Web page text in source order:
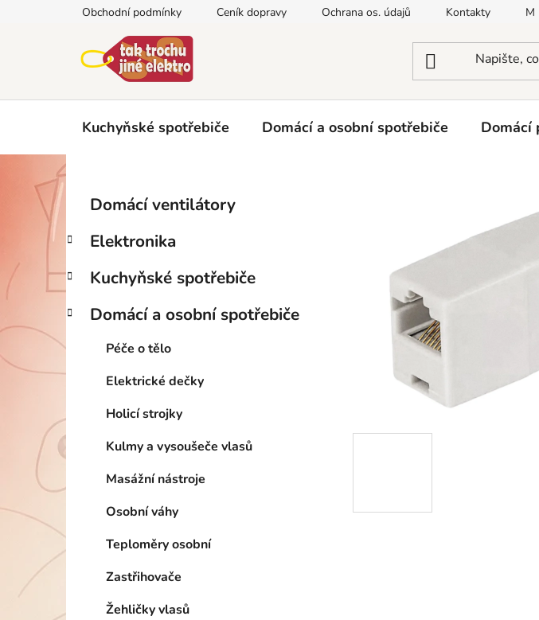
Obchodní podmínky Ceník dopravy Ochrana os. údajů Kontakty
Kuchyňské spotřebiče Domácí a osobní spotřebiče Domácí
s
r
a
n
n
p
n
e
l
Přeskočit
kategorie
e
o
r
i
Domácí ventilátory
Elektronika
Kuchyňské spotřebiče
Domácí a osobní spotřebiče
Péče o tělo
Elektrické dečky
Holicí strojky
Kulmy a vysoušeče vlasů
Masážní nástroje
Osobní váhy
Teploměry osobní
Zastřihovače
Žehličky vlasů